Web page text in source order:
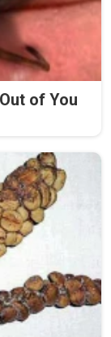
of You